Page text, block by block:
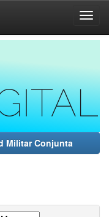
Militar Conjunta